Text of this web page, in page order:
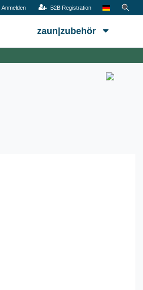
Anmelden B2B Registration
zaun|zubehör